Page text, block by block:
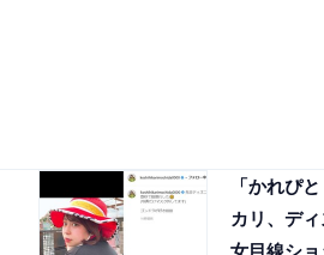
「かれぴ
カリ、デ
女目線シ